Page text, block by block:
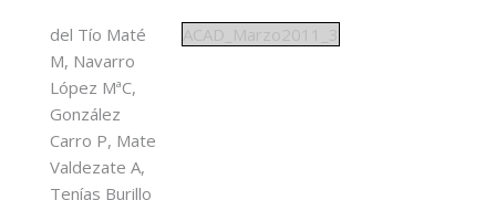
del Tío Maté
M, Navarro
López MªC,
González
Carro P, Mate
Valdezate A,
Tenías Burillo
ACAD_Marzo2011_3